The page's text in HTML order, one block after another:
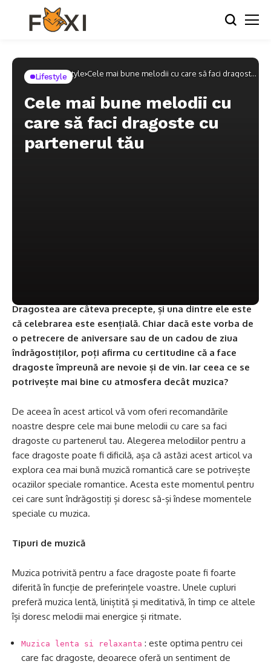
Home Lifestyle Cele mai bune melodii cu care să faci dragoste
Lifestyle
Cele mai bune melodii cu
care să faci dragoste cu
partenerul tău
Dragostea are câteva precepte, și una dintre ele este
că celebrarea este esențială. Chiar dacă este vorba de
o petrecere de aniversare sau de un cadou de ziua
îndrăgostiților, poți afirma cu certitudine că a face
dragoste împreună are nevoie și de vin. Iar ceea ce se
potrivește mai bine cu atmosfera decât muzica?
De aceea în acest articol vă vom oferi recomandările
noastre despre cele mai bune melodii cu care sa faci
dragoste cu partenerul tau. Alegerea melodiilor pentru a
face dragoste poate fi dificilă, așa că astăzi acest articol va
explora cea mai bună muzică romantică care se potrivește
ocaziilor speciale romantice. Acesta este momentul pentru
cei care sunt îndrăgostiți și doresc să-și îndese momentele
speciale cu muzica.
Tipuri de muzică
Muzica potrivită pentru a face dragoste poate fi foarte
diferită în funcție de preferințele voastre. Unele cupluri
preferă muzica lentă, liniștită și meditativă, în timp ce altele
își doresc melodii mai energice și ritmate.
Muzica lenta si relaxanta : este optima pentru cei
care fac dragoste, deoarece oferă un sentiment de